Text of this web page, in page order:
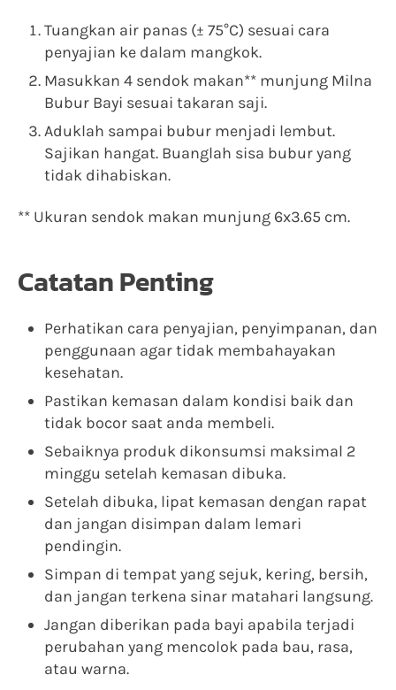
Tuangkan air panas (± 75°C) sesuai cara
penyajian ke dalam mangkok.
Masukkan 4 sendok makan** munjung Milna
Bubur Bayi sesuai takaran saji.
Aduklah sampai bubur menjadi lembut.
Sajikan hangat. Buanglah sisa bubur yang
tidak dihabiskan.
** Ukuran sendok makan munjung 6x3.65 cm.
Catatan Penting
Perhatikan cara penyajian, penyimpanan, dan
penggunaan agar tidak membahayakan
kesehatan.
Pastikan kemasan dalam kondisi baik dan
tidak bocor saat anda membeli.
Sebaiknya produk dikonsumsi maksimal 2
minggu setelah kemasan dibuka.
Setelah dibuka, lipat kemasan dengan rapat
dan jangan disimpan dalam lemari
pendingin.
Simpan di tempat yang sejuk, kering, bersih,
dan jangan terkena sinar matahari langsung.
Jangan diberikan pada bayi apabila terjadi
perubahan yang mencolok pada bau, rasa,
atau warna.